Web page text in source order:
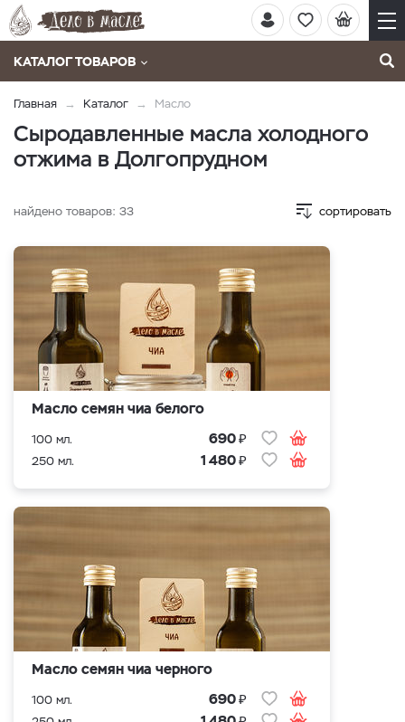
КАТАЛОГ ТОВАРОВ
Главная Каталог Масло
Сыродавленные масла холодного
отжима в Долгопрудном
найдено товаров: 33 сортировать
Масло семян чиа белого
100 мл. 690₽
250 мл. 1 480₽
Масло семян чиа черного
100 мл. 690₽